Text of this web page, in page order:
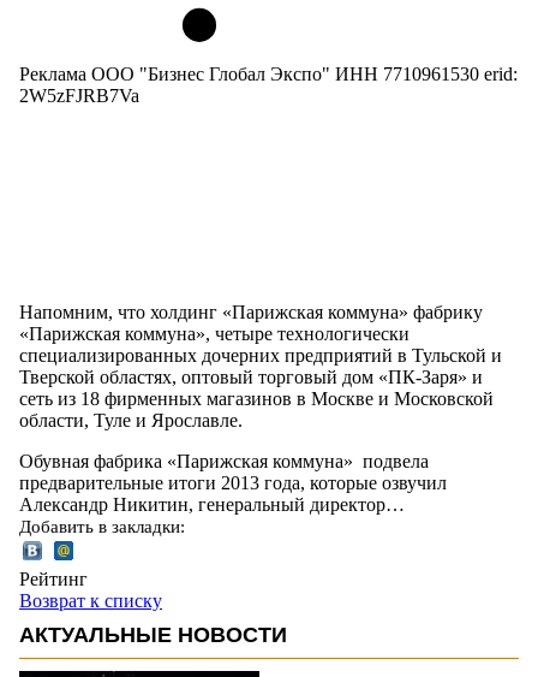
Реклама ООО "Бизнес Глобал Экспо" ИНН 7710961530 erid:
2W5zFJRB7Va
Напомним, что холдинг «Парижская коммуна» фабрику
«Парижская коммуна», четыре технологически
специализированных дочерних предприятий в Тульской и
Тверской областях, оптовый торговый дом «ПК-Заря» и
сеть из 18 фирменных магазинов в Москве и Московской
области, Туле и Ярославле.
Обувная фабрика «Парижская коммуна» подвела
предварительные итоги 2013 года, которые озвучил
Александр Никитин, генеральный директор…
Добавить в закладки:
Рейтинг
Возврат к списку
АКТУАЛЬНЫЕ НОВОСТИ